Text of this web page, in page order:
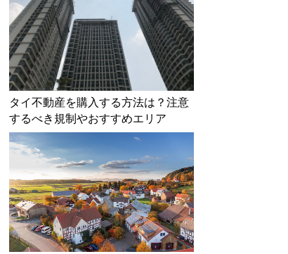
タイ不動産を購入する方法は？注意
するべき規制やおすすめエリア